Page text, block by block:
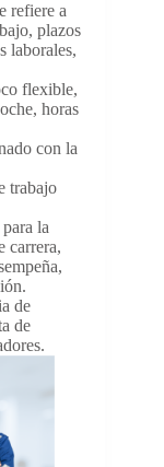
refiere a
plazos
laborales,
flexible,
horas
con la
trabajo
la
carrera,
de
de